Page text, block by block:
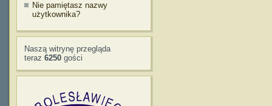
Nie pamiętasz nazwy
użytkownika?
Naszą witrynę przegląda
teraz 6250 gości